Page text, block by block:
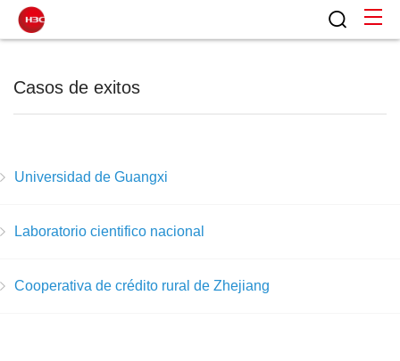
Casos de exitos
Universidad de Guangxi
Laboratorio cientifico nacional
Cooperativa de crédito rural de Zhejiang